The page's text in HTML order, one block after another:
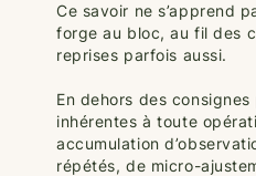
Ce savoir ne s’apprend
forge au bloc, au fil des
reprises parfois aussi.
En dehors des
inhérentes à toute
accumulation
répétés, de micro-